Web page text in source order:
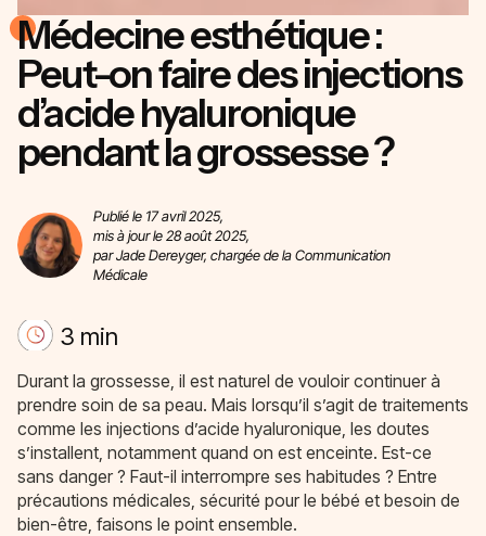
Médecine esthétique :
Peut-on faire des injections
d’acide hyaluronique
pendant la grossesse ?
Publié le 17 avril 2025,
mis à jour le 28 août 2025,
par Jade Dereyger, chargée de la Communication
Médicale
3 min
Durant la grossesse, il est naturel de vouloir continuer à
prendre soin de sa peau. Mais lorsqu’il s’agit de traitements
comme les injections d’acide hyaluronique, les doutes
s’installent, notamment quand on est enceinte. Est-ce
sans danger ? Faut-il interrompre ses habitudes ? Entre
précautions médicales, sécurité pour le bébé et besoin de
bien-être, faisons le point ensemble.